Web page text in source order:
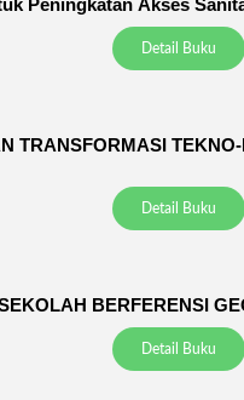
Detail Buku
TRANSFORMASI
Detail Buku
BERFERENSI
Detail Buku